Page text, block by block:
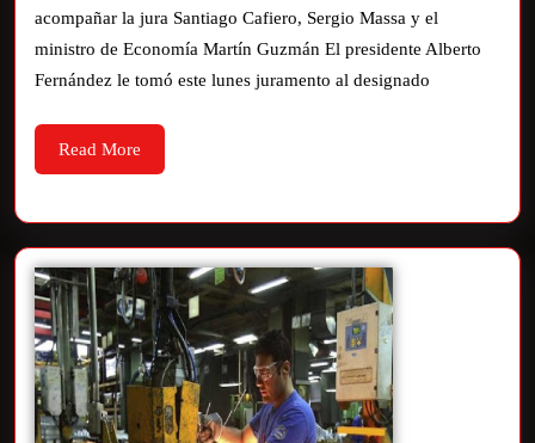
acompañar la jura Santiago Cafiero, Sergio Massa y el
ministro de Economía Martín Guzmán El presidente Alberto
Fernández le tomó este lunes juramento al designado
Read More